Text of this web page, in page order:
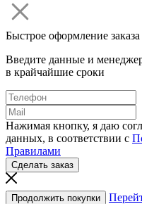
Быстрое оформление заказа
Введите данные и
в крайчайшие сроки
Нажимая кнопку, я даю
данных, в соответствии с
Правилами
Сделать заказ
Продолжить покупки